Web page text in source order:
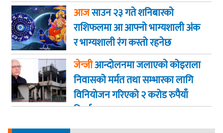
आजसाउन २३ गते शनिबारकाे
राशिफलमा आ आफ्नो भाग्यशाली अंक
र भाग्यशाली रंग कस्तो रहनेछ
जेन्जीआन्दोलनमा जलाएकाे कोइराला
निवासको मर्मत तथा सम्भारका लागि
विनियोजन गरिएको २ करोड रुपैयाँ
फिर्ता